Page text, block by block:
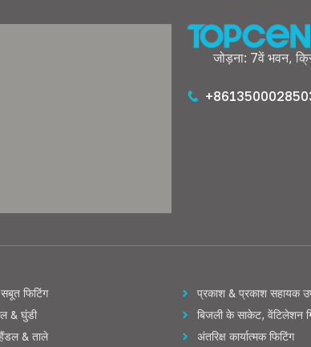
जोड़ना: 7वें भवन,
फिटिंग
& घुंडी
& ताले
प्रकाश & प्रकाश सहायक
बिजली के साकेट, वेंटिलेशन
अंतरिक्ष कार्यात्मक फिटिंग